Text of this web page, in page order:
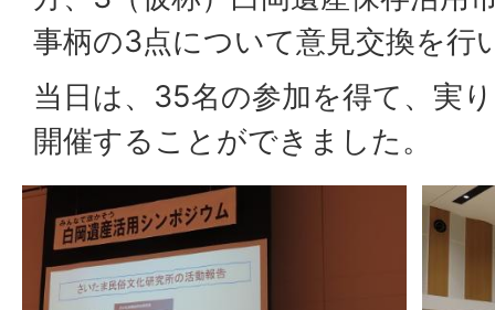
事柄の3点について意見交換を行
当日は、35名の参加を得て、実
開催することができました。